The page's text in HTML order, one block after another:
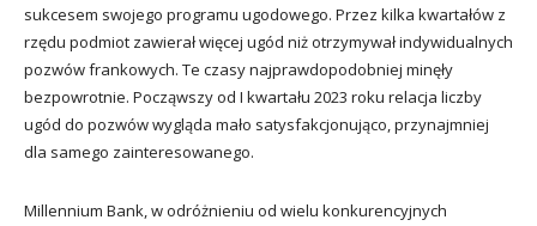
sukcesem swojego programu ugodowego. Przez kilka kwartałów z
rzędu podmiot zawierał więcej ugód niż otrzymywał indywidualnych
pozwów frankowych. Te czasy najprawdopodobniej minęły
bezpowrotnie. Począwszy od I kwartału 2023 roku relacja liczby
ugód do pozwów wygląda mało satysfakcjonująco, przynajmniej
dla samego zainteresowanego.
Millennium Bank, w odróżnieniu od wielu konkurencyjnych